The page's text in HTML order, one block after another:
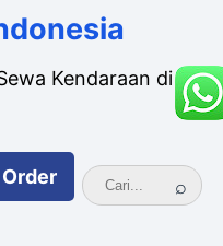
Kendaraan di
Order